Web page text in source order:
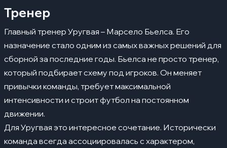
Тренер
Главный тренер Уругвая – Марсело Бьелса. Его
назначение стало одним из самых важных решений для
сборной за последние годы. Бьелса не просто тренер,
который подбирает схему под игроков. Он меняет
привычки команды, требует максимальной
интенсивности и строит футбол на постоянном
движении.
Для Уругвая это интересное сочетание. Исторически
команда всегда ассоциировалась с характером,